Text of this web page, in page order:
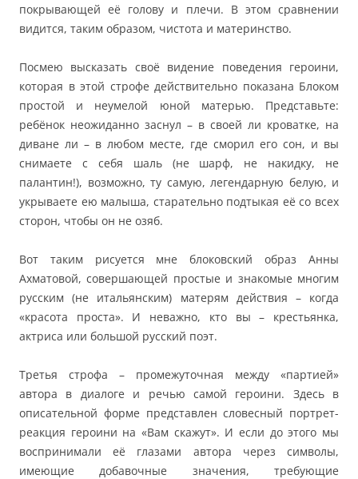
покрывающей её голову и плечи. В этом сравнении
видится, таким образом, чистота и материнство.
Посмею высказать своё видение поведения героини,
которая в этой строфе действительно показана Блоком
простой и неумелой юной матерью. Представьте:
ребёнок неожиданно заснул – в своей ли кроватке, на
диване ли – в любом месте, где сморил его сон, и вы
снимаете с себя шаль (не шарф, не накидку, не
палантин!), возможно, ту самую, легендарную белую, и
укрываете ею малыша, старательно подтыкая её со всех
сторон, чтобы он не озяб.
Вот таким рисуется мне блоковский образ Анны
Ахматовой, совершающей простые и знакомые многим
русским (не итальянским) матерям действия – когда
«красота проста». И неважно, кто вы – крестьянка,
актриса или большой русский поэт.
Третья строфа – промежуточная между «партией»
автора в диалоге и речью самой героини. Здесь в
описательной форме представлен словесный портрет-
реакция героини на «Вам скажут». И если до этого мы
воспринимали её глазами автора через символы,
имеющие добавочные значения, требующие